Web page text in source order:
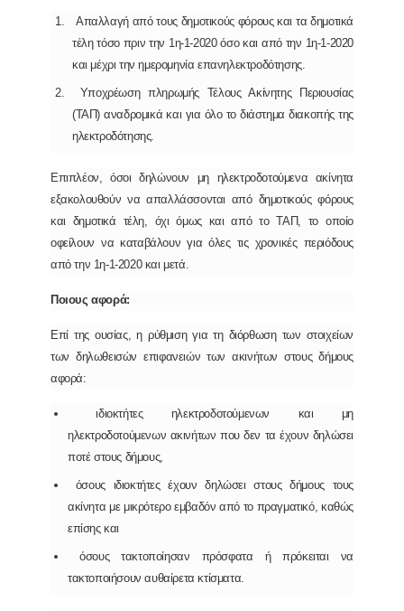
Απαλλαγή από τους δημοτικούς φόρους και τα δημοτικά
τέλη τόσο πριν την 1η-1-2020 όσο και από την 1η-1-2020
και μέχρι την ημερομηνία επανηλεκτροδότησης.
Υποχρέωση πληρωμής Τέλους Ακίνητης Περιουσίας
(ΤΑΠ) αναδρομικά και για όλο το διάστημα διακοπής της
ηλεκτροδότησης.
Επιπλέον, όσοι δηλώνουν μη ηλεκτροδοτούμενα ακίνητα
εξακολουθούν να απαλλάσσονται από δημοτικούς φόρους
και δημοτικά τέλη, όχι όμως και από το ΤΑΠ, το οποίο
οφείλουν να καταβάλουν για όλες τις χρονικές περιόδους
από την 1η-1-2020 και μετά.
Ποιους αφορά:
Επί της ουσίας, η ρύθμιση για τη διόρθωση των στοιχείων
των δηλωθεισών επιφανειών των ακινήτων στους δήμους
αφορά:
ιδιοκτήτες ηλεκτροδοτούμενων και μη
ηλεκτροδοτούμενων ακινήτων που δεν τα έχουν δηλώσει
ποτέ στους δήμους,
όσους ιδιοκτήτες έχουν δηλώσει στους δήμους τους
ακίνητα με μικρότερο εμβαδόν από το πραγματικό, καθώς
επίσης και
όσους τακτοποίησαν πρόσφατα ή πρόκειται να
τακτοποιήσουν αυθαίρετα κτίσματα.